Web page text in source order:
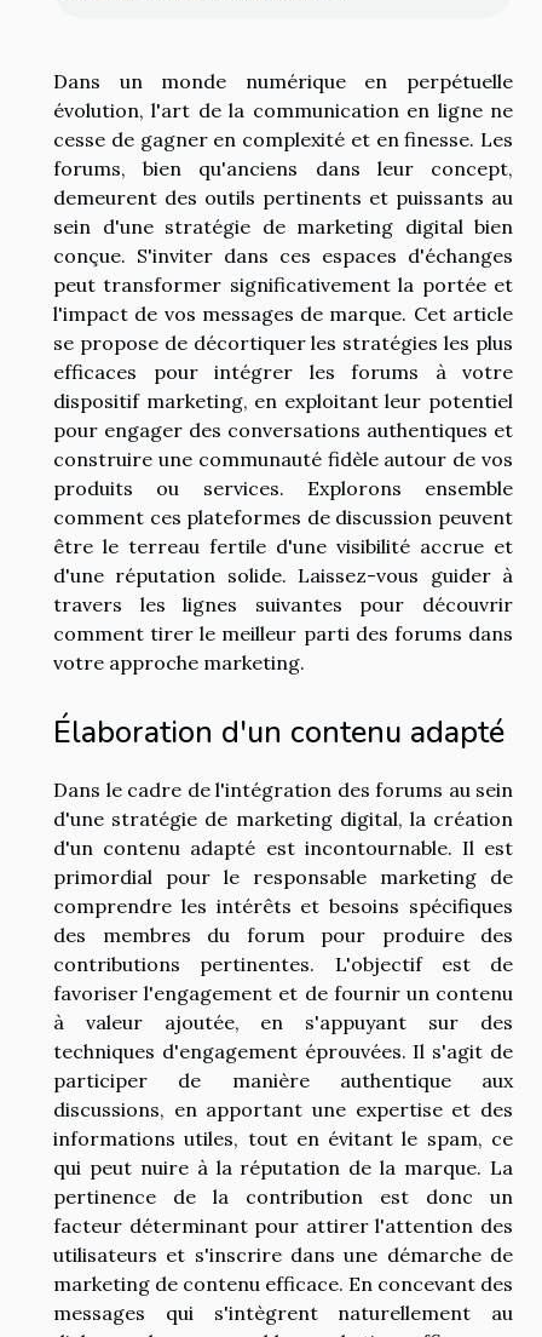
Dans un monde numérique en perpétuelle
évolution, l'art de la communication en ligne ne
cesse de gagner en complexité et en finesse. Les
forums, bien qu'anciens dans leur concept,
demeurent des outils pertinents et puissants au
sein d'une stratégie de marketing digital bien
conçue. S'inviter dans ces espaces d'échanges
peut transformer significativement la portée et
l'impact de vos messages de marque. Cet article
se propose de décortiquer les stratégies les plus
efficaces pour intégrer les forums à votre
dispositif marketing, en exploitant leur potentiel
pour engager des conversations authentiques et
construire une communauté fidèle autour de vos
produits ou services. Explorons ensemble
comment ces plateformes de discussion peuvent
être le terreau fertile d'une visibilité accrue et
d'une réputation solide. Laissez-vous guider à
travers les lignes suivantes pour découvrir
comment tirer le meilleur parti des forums dans
votre approche marketing.
Élaboration d'un contenu adapté
Dans le cadre de l'intégration des forums au sein
d'une stratégie de marketing digital, la création
d'un contenu adapté est incontournable. Il est
primordial pour le responsable marketing de
comprendre les intérêts et besoins spécifiques
des membres du forum pour produire des
contributions pertinentes. L'objectif est de
favoriser l'engagement et de fournir un contenu
à valeur ajoutée, en s'appuyant sur des
techniques d'engagement éprouvées. Il s'agit de
participer de manière authentique aux
discussions, en apportant une expertise et des
informations utiles, tout en évitant le spam, ce
qui peut nuire à la réputation de la marque. La
pertinence de la contribution est donc un
facteur déterminant pour attirer l'attention des
utilisateurs et s'inscrire dans une démarche de
marketing de contenu efficace. En concevant des
messages qui s'intègrent naturellement au